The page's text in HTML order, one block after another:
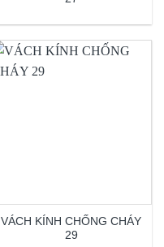
VÁCH KÍNH CHỐNG CHÁY
29